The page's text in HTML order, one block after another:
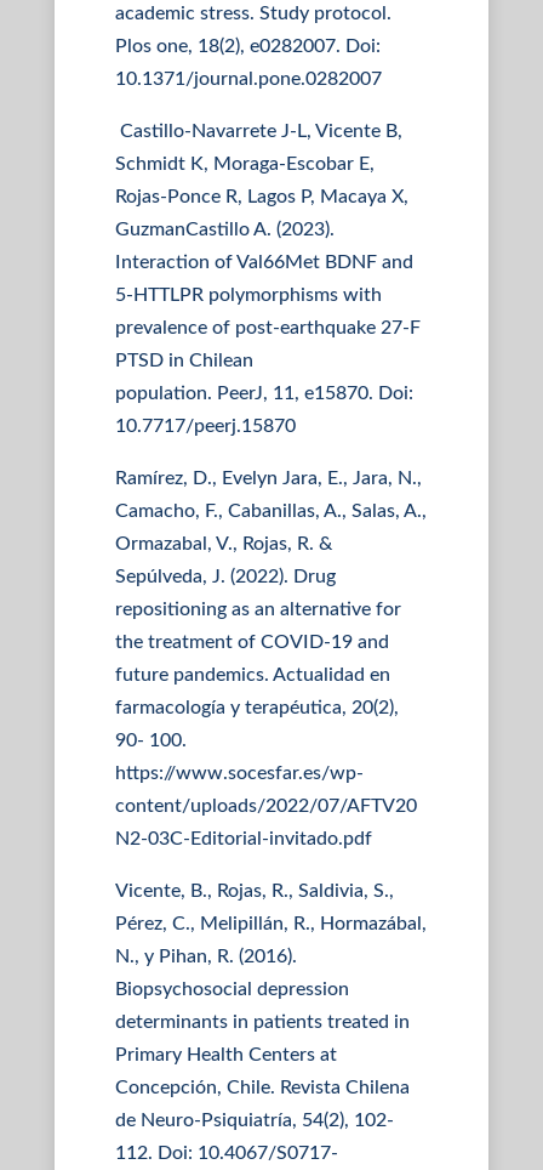
academic stress. Study protocol.
Plos one, 18(2), e0282007. Doi:
10.1371/journal.pone.0282007
Castillo-Navarrete J-L, Vicente B,
Schmidt K, Moraga-Escobar E,
Rojas-Ponce R, Lagos P, Macaya X,
GuzmanCastillo A. (2023).
Interaction of Val66Met BDNF and
5-HTTLPR polymorphisms with
prevalence of post-earthquake 27-F
PTSD in Chilean
population. PeerJ, 11, e15870. Doi:
10.7717/peerj.15870
Ramírez, D., Evelyn Jara, E., Jara, N.,
Camacho, F., Cabanillas, A., Salas, A.,
Ormazabal, V., Rojas, R. &
Sepúlveda, J. (2022). Drug
repositioning as an alternative for
the treatment of COVID-19 and
future pandemics. Actualidad en
farmacología y terapéutica, 20(2),
90- 100.
https://www.socesfar.es/wp-
content/uploads/2022/07/AFTV20
N2-03C-Editorial-invitado.pdf
Vicente, B., Rojas, R., Saldivia, S.,
Pérez, C., Melipillán, R., Hormazábal,
N., y Pihan, R. (2016).
Biopsychosocial depression
determinants in patients treated in
Primary Health Centers at
Concepción, Chile. Revista Chilena
de Neuro-Psiquiatría, 54(2), 102-
112. Doi: 10.4067/S0717-